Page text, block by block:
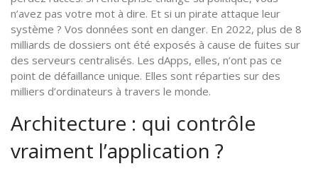
n’avez pas votre mot à dire. Et si un pirate attaque leur
système ? Vos données sont en danger. En 2022, plus de 8
milliards de dossiers ont été exposés à cause de fuites sur
des serveurs centralisés. Les dApps, elles, n’ont pas ce
point de défaillance unique. Elles sont réparties sur des
milliers d’ordinateurs à travers le monde.
Architecture : qui contrôle
vraiment l’application ?